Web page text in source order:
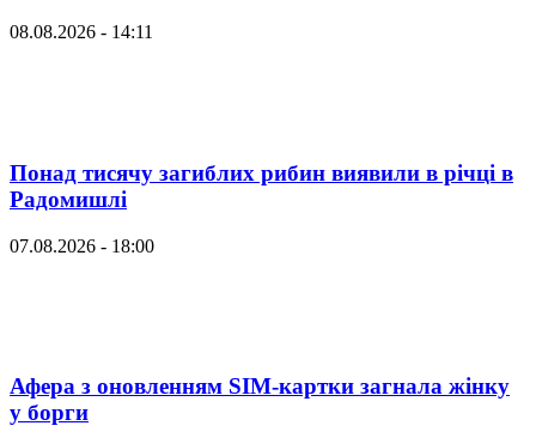
08.08.2026 - 14:11
Понад тисячу загиблих рибин виявили в річці в
Радомишлі
07.08.2026 - 18:00
Афера з оновленням SIM-картки загнала жінку
у борги